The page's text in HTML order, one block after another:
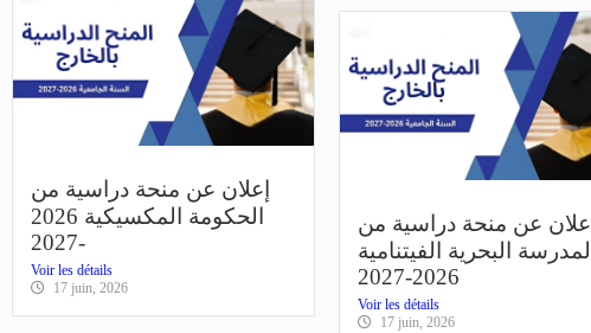
إعلان عن منحة دراسية من
الحكومة المكسيكية 2026
-2027
Voir les détails
17 juin, 2026
إعلان عن منحة دراسية من
المدرسة البحرية الفيتنامية
2026-2027
Voir les détails
17 juin, 2026